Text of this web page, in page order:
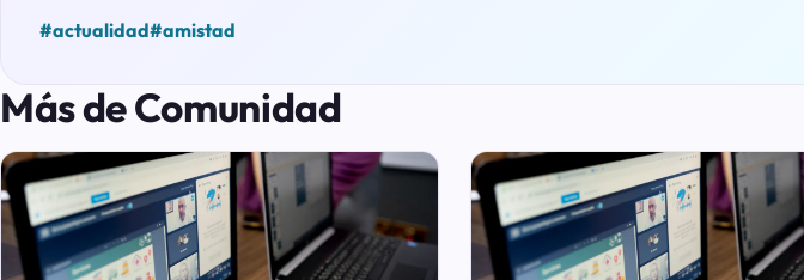
#actualidad#amistad
Más de Comunidad